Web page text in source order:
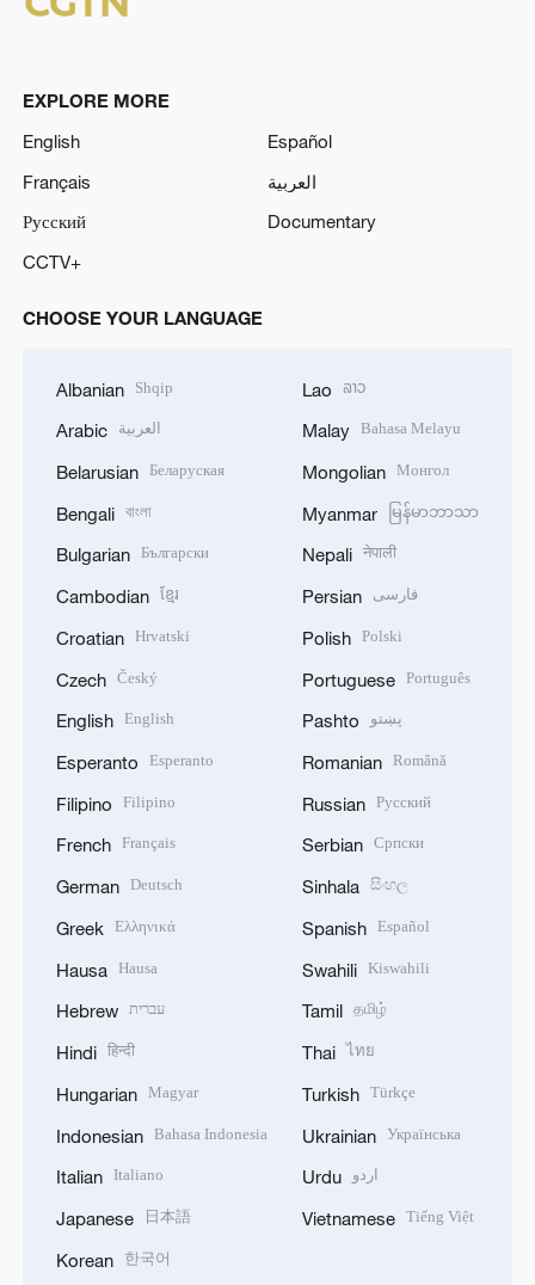
EXPLORE MORE
English
Español
Français
العربية
Русский
Documentary
CCTV+
CHOOSE YOUR LANGUAGE
Albanian Shqip
Arabic العربية
Belarusian Беларуская
Bengali বাংলা
Bulgarian Български
Cambodian ខ្មែរ
Croatian Hrvatski
Czech Český
English English
Esperanto Esperanto
Filipino Filipino
French Français
German Deutsch
Greek Ελληνικά
Hausa Hausa
Hebrew עברית
Hindi हिन्दी
Hungarian Magyar
Indonesian Bahasa Indonesia
Italian Italiano
Japanese 日本語
Korean 한국어
Lao ລາວ
Malay Bahasa Melayu
Mongolian Монгол
Myanmar မြန်မာဘာသာ
Nepali नेपाली
Persian فارسی
Polish Polski
Portuguese Português
Pashto پښتو
Romanian Română
Russian Русский
Serbian Српски
Sinhala සිංහල
Spanish Español
Swahili Kiswahili
Tamil தமிழ்
Thai ไทย
Turkish Türkçe
Ukrainian Українська
Urdu اردو
Vietnamese Tiếng Việt